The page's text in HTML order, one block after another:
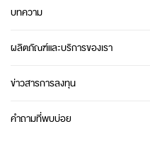
บทความ
ผลิตภัณฑ์และบริการของเรา
ข่าวสารการลงทุน
คำถามที่พบบ่อย